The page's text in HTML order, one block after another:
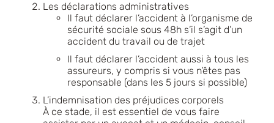
Les déclarations administratives
Il faut déclarer l’accident à l’organisme de
sécurité sociale sous 48h s’il s’agit d’un
accident du travail ou de trajet
Il faut déclarer l’accident aussi à tous les
assureurs, y compris si vous n’êtes pas
responsable (dans les 5 jours si possible)
L’indemnisation des préjudices corporels
À ce stade, il est essentiel de vous faire